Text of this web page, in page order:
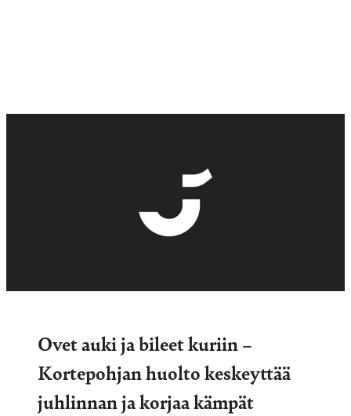
Ovet auki ja bileet kuriin –
Kortepohjan huolto keskeyttää
juhlinnan ja korjaa kämpät